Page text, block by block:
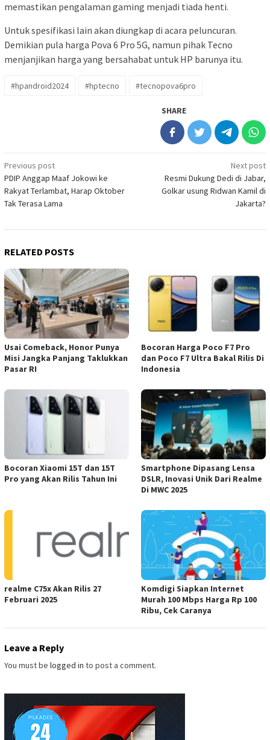
memastikan pengalaman gaming menjadi tiada henti.
Untuk spesifikasi lain akan diungkap di acara peluncuran.
Demikian pula harga Pova 6 Pro 5G, namun pihak Tecno
menjanjikan harga yang bersahabat untuk HP barunya itu.
#hpandroid2024 #hptecno #tecnopova6pro
SHARE
Post
navigation
Previous post
PDIP Anggap Maaf Jokowi ke
Rakyat Terlambat, Harap Oktober
Tak Terasa Lama
Next post
Resmi Dukung Dedi di Jabar,
Golkar usung Ridwan Kamil di
Jakarta?
RELATED POSTS
Usai Comeback, Honor Punya
Misi Jangka Panjang Taklukkan
Pasar RI
Bocoran Harga Poco F7 Pro
dan Poco F7 Ultra Bakal Rilis Di
Indonesia
Bocoran Xiaomi 15T dan 15T
Pro yang Akan Rilis Tahun Ini
Smartphone Dipasang Lensa
DSLR, Inovasi Unik Dari Realme
Di MWC 2025
realme C75x Akan Rilis 27
Februari 2025
Komdigi Siapkan Internet
Murah 100 Mbps Harga Rp 100
Ribu, Cek Caranya
Leave a Reply
You must be logged in to post a comment.